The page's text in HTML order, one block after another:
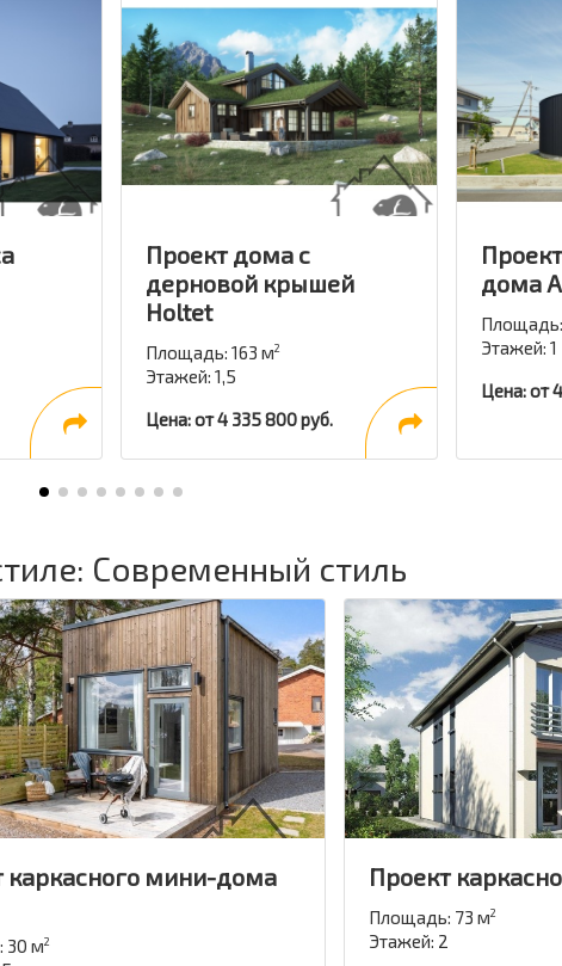
Проект дома с
дерновой крышей
Holtet
Площадь: 163 м2
Этажей: 1,5
Цена: от 4 335 800 руб.
дома
Этажей: 1
Цена: от
Современный стиль
каркасного мини-дома
30 м2
Проект
Площадь: 73 м2
Этажей: 2